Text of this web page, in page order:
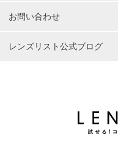
お問い合わせ
レンズリスト公式ブログ